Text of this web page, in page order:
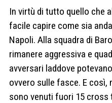
In virtù di tutto quello che
facile capire come sia
Napoli. Alla squadra di
rimanere aggressiva e
avversari laddove
ovvero sulle fasce. E così,
sono venuti fuori 15 cross